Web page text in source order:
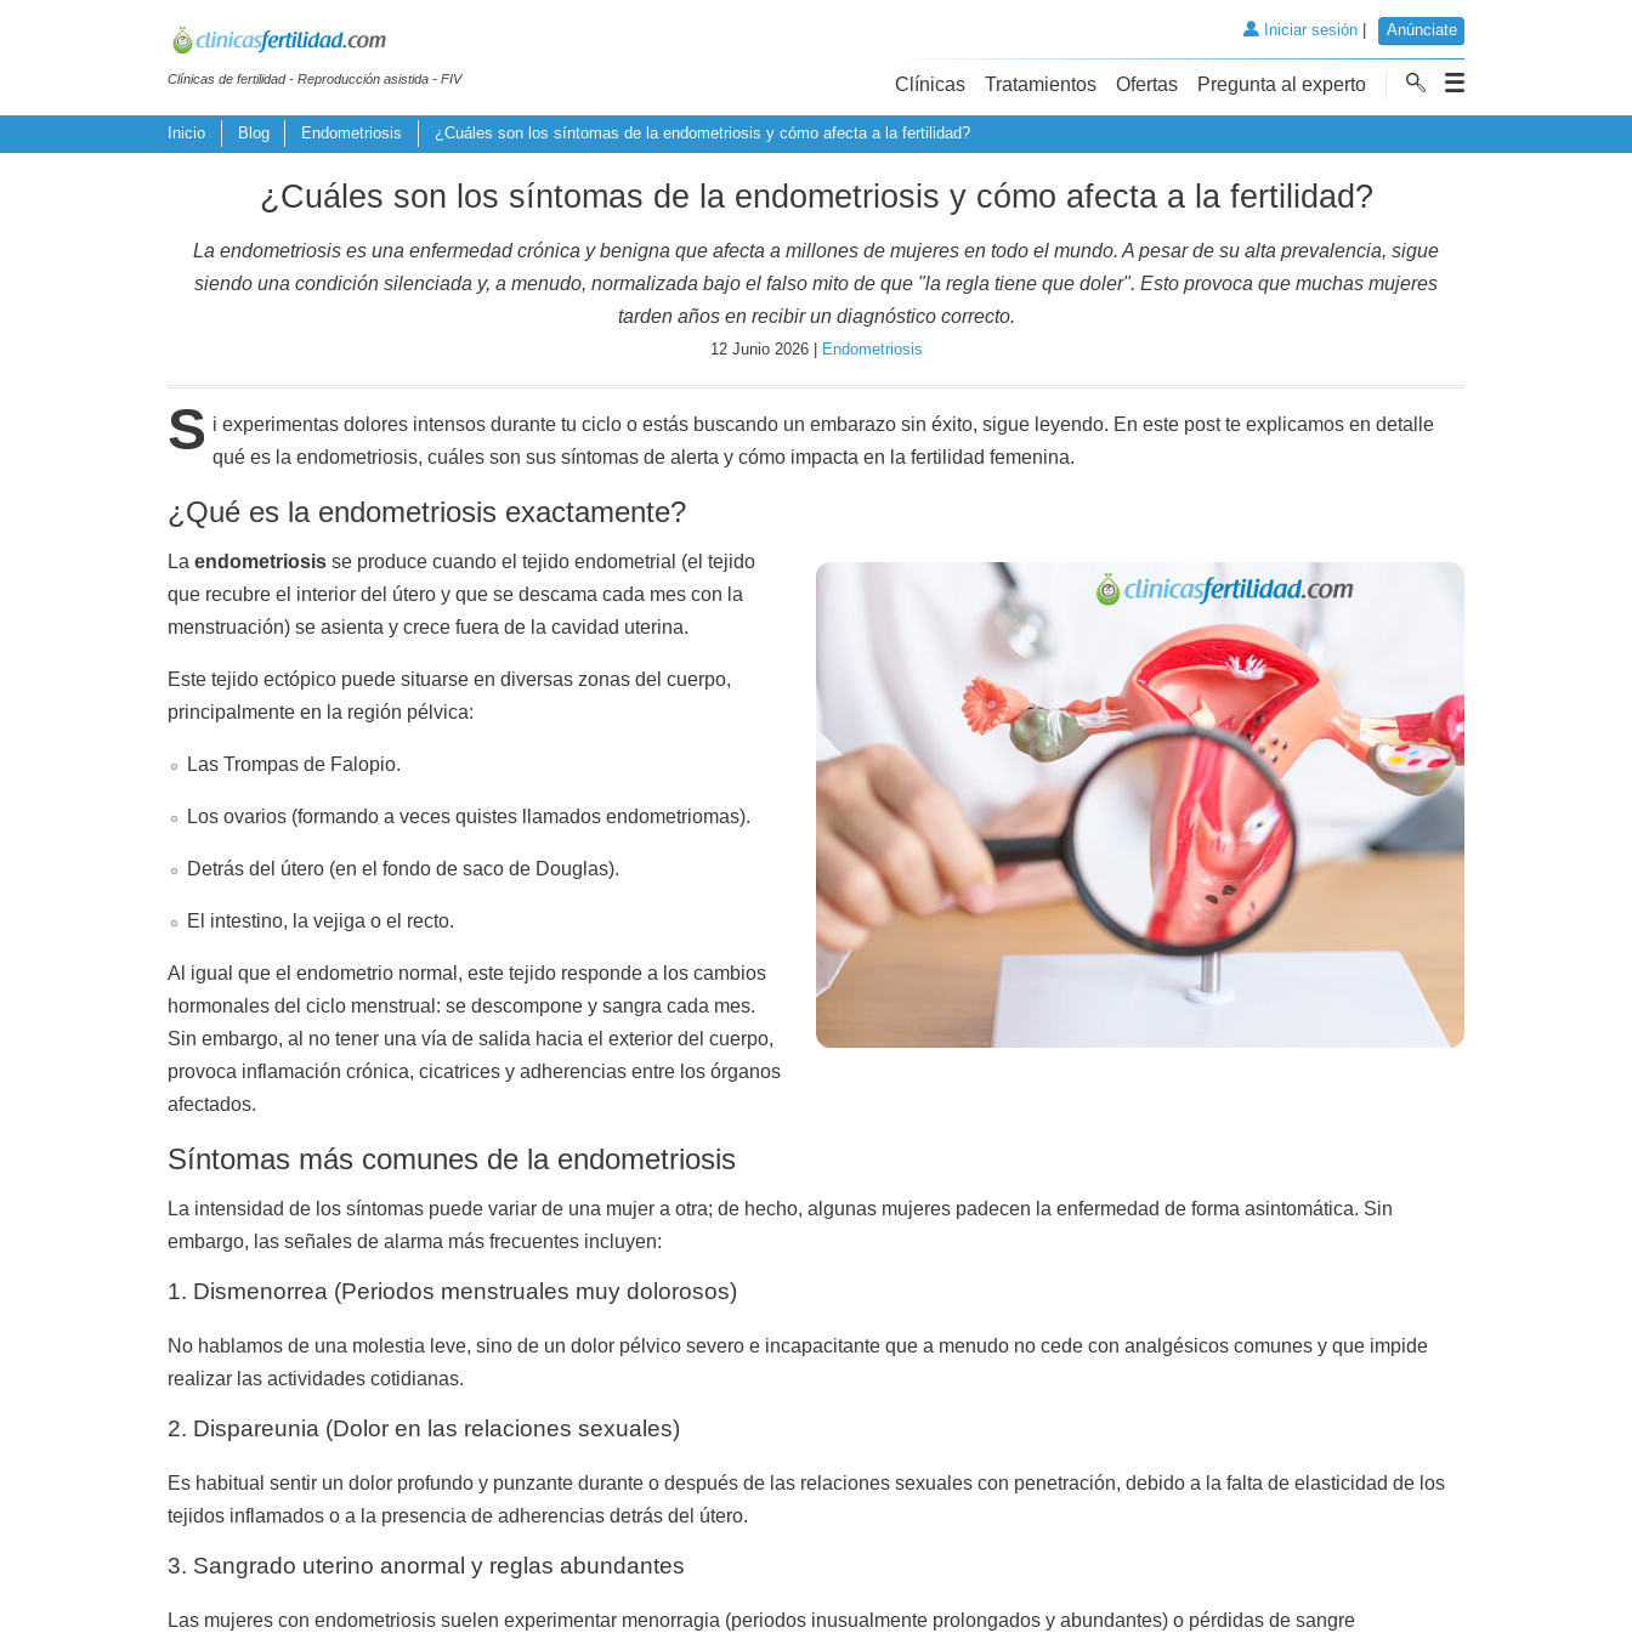
Clínicas de fertilidad - Reproducción asistida - FIV
Iniciar sesión| Anúnciate
Clínicas Tratamientos Ofertas Pregunta al experto
Inicio Blog Endometriosis ¿Cuáles son los síntomas de la endometriosis y cómo afecta a la fertilidad?
¿Cuáles son los síntomas de la endometriosis y cómo afecta a la fertilidad?
La endometriosis es una enfermedad crónica y benigna que afecta a millones de mujeres en todo el mundo. A pesar de su alta prevalencia, sigue
siendo una condición silenciada y, a menudo, normalizada bajo el falso mito de que "la regla tiene que doler". Esto provoca que muchas mujeres
tarden años en recibir un diagnóstico correcto.
12 Junio 2026 | Endometriosis
S i experimentas dolores intensos durante tu ciclo o estás buscando un embarazo sin éxito, sigue leyendo. En este post te explicamos en detalle
qué es la endometriosis, cuáles son sus síntomas de alerta y cómo impacta en la fertilidad femenina.
¿Qué es la endometriosis exactamente?
La endometriosis se produce cuando el tejido endometrial (el tejido
que recubre el interior del útero y que se descama cada mes con la
menstruación) se asienta y crece fuera de la cavidad uterina.
Este tejido ectópico puede situarse en diversas zonas del cuerpo,
principalmente en la región pélvica:
Las Trompas de Falopio.
Los ovarios (formando a veces quistes llamados endometriomas).
Detrás del útero (en el fondo de saco de Douglas).
El intestino, la vejiga o el recto.
Al igual que el endometrio normal, este tejido responde a los cambios
hormonales del ciclo menstrual: se descompone y sangra cada mes.
Sin embargo, al no tener una vía de salida hacia el exterior del cuerpo,
provoca inflamación crónica, cicatrices y adherencias entre los órganos
afectados.
Síntomas más comunes de la endometriosis
La intensidad de los síntomas puede variar de una mujer a otra; de hecho, algunas mujeres padecen la enfermedad de forma asintomática. Sin
embargo, las señales de alarma más frecuentes incluyen:
1. Dismenorrea (Periodos menstruales muy dolorosos)
No hablamos de una molestia leve, sino de un dolor pélvico severo e incapacitante que a menudo no cede con analgésicos comunes y que impide
realizar las actividades cotidianas.
2. Dispareunia (Dolor en las relaciones sexuales)
Es habitual sentir un dolor profundo y punzante durante o después de las relaciones sexuales con penetración, debido a la falta de elasticidad de los
tejidos inflamados o a la presencia de adherencias detrás del útero.
3. Sangrado uterino anormal y reglas abundantes
Las mujeres con endometriosis suelen experimentar menorragia (periodos inusualmente prolongados y abundantes) o pérdidas de sangre